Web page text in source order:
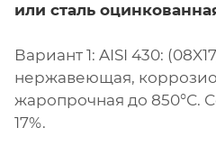
или сталь
Вариант 1: AISI 430:
нержавеющая,
жаропрочная до 850°С.
17%.